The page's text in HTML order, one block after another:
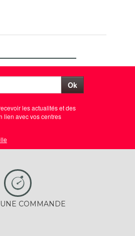
Ok
les actualités et des
lien avec vos centres
COMMANDE